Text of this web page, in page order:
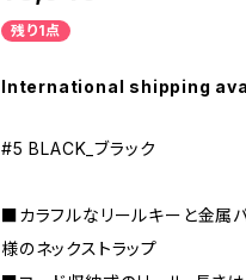
残り1点
International shipping
#5 BLACK_ブラック
■カラフルなリールキーと金属
様のネックストラップ